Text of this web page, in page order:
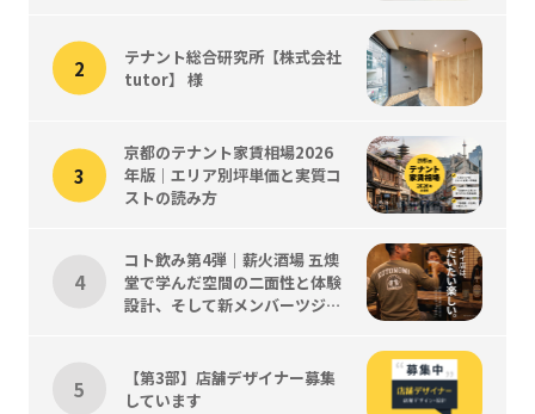
テナント総合研究所【株式会社
tutor】 様
京都のテナント家賃相場2026
年版｜エリア別坪単価と実質コ
ストの読み方
コト飲み第4弾｜薪火酒場 五燠
堂で学んだ空間の二面性と体験
設計、そして新メンバーツジく
【第3部】店舗デザイナー募集
しています